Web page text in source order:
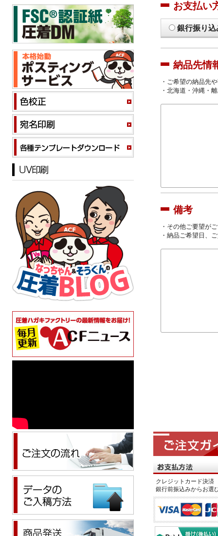
お支払い
銀行振り込
納品先情
・ご希望の納品先
・北海道・沖縄・
備考
・その他ご要望が
・納品ご希望日、
クレジットカード決
銀行前振込みからお選